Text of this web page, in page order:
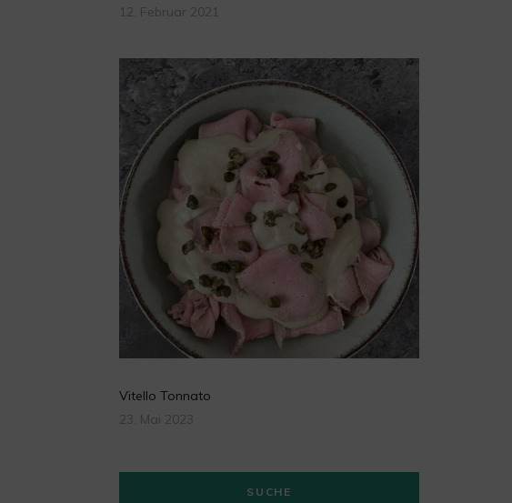
12. Februar 2021
Vitello Tonnato
23. Mai 2023
SUCHE